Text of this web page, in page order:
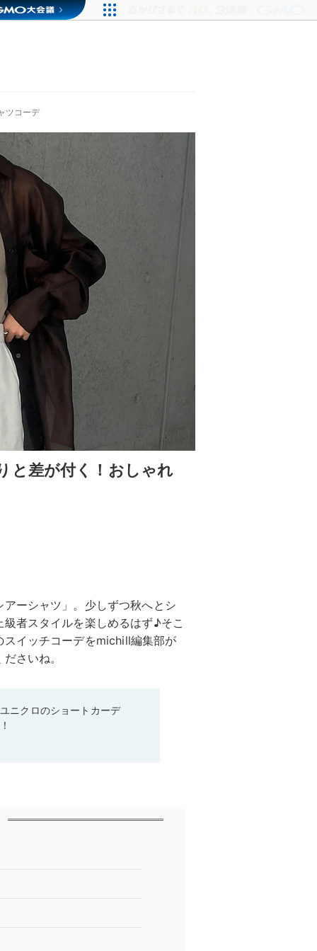
ツコーデ
と差が付く！おしゃれ
ーシャツ」。少しずつ秋へとシ
者スタイルを楽しめるはず♪そこ
イッチコーデをmichill編集部が
さいね。
ニクロのショートカーデ